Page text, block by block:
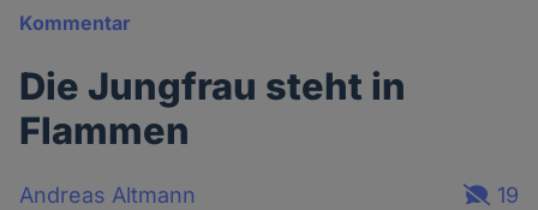
Kommentar
Die Jungfrau steht in
Flammen
Andreas Altmann
19